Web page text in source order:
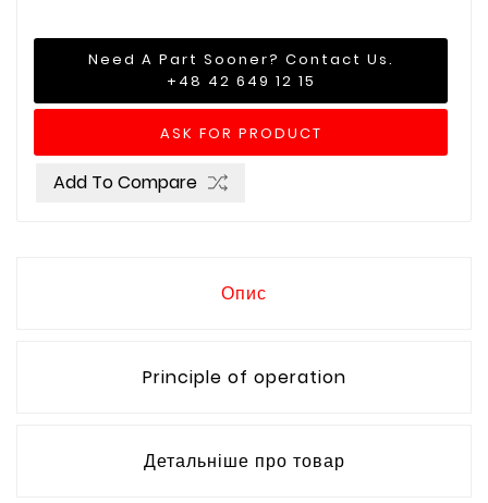
Need A Part Sooner? Contact Us.
+48 42 649 12 15
ASK FOR PRODUCT
Add To Compare
Опис
Principle of operation
Детальніше про товар